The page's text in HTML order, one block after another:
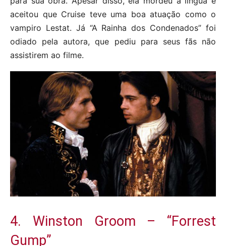
aceitou que Cruise teve uma boa atuação como o
vampiro Lestat. Já “A Rainha dos Condenados” foi
odiado pela autora, que pediu para seus fãs não
assistirem ao filme.
4. Winston Groom – “Forrest
Gump”